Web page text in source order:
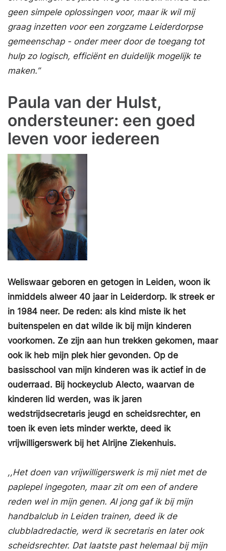
geen simpele oplossingen voor, maar ik wil mij
graag inzetten voor een zorgzame Leiderdorpse
gemeenschap - onder meer door de toegang tot
hulp zo logisch, efficiënt en duidelijk mogelijk te
maken.”
Paula van der Hulst,
ondersteuner: een goed
leven voor iedereen
Weliswaar geboren en getogen in Leiden, woon ik
inmiddels alweer 40 jaar in Leiderdorp. Ik streek er
in 1984 neer. De reden: als kind miste ik het
buitenspelen en dat wilde ik bij mijn kinderen
voorkomen. Ze zijn aan hun trekken gekomen, maar
ook ik heb mijn plek hier gevonden. Op de
basisschool van mijn kinderen was ik actief in de
ouderraad. Bij hockeyclub Alecto, waarvan de
kinderen lid werden, was ik jaren
wedstrijdsecretaris jeugd en scheidsrechter, en
toen ik even iets minder werkte, deed ik
vrijwilligerswerk bij het Alrijne Ziekenhuis.
,,Het doen van vrijwilligerswerk is mij niet met de
paplepel ingegoten, maar zit om een of andere
reden wel in mijn genen. Al jong gaf ik bij mijn
handbalclub in Leiden trainen, deed ik de
clubbladredactie, werd ik secretaris en later ook
scheidsrechter. Dat laatste past helemaal bij mijn